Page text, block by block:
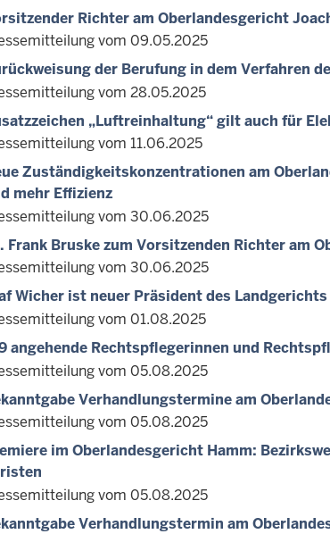
Richter am Oberlandesgericht
vom 09.05.2025
der Berufung in dem Verfahren
vom 28.05.2025
„Luftreinhaltung“ gilt auch für
vom 11.06.2025
Zuständigkeitskonzentrationen am
mehr Effizienz
vom 30.06.2025
Frank Bruske zum Vorsitzenden Richter am
vom 30.06.2025
Wicher ist neuer Präsident des
vom 01.08.2025
angehende Rechtspflegerinnen und
vom 05.08.2025
Verhandlungstermine am
vom 05.08.2025
im Oberlandesgericht Hamm:
vom 05.08.2025
Verhandlungstermin am